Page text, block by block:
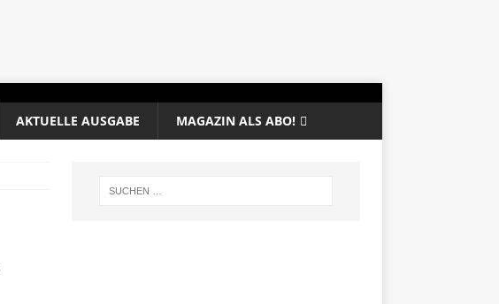
AKTUELLE AUSGABE MAGAZIN ALS ABO!